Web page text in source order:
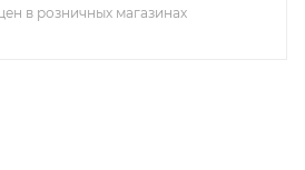
в розничных магазинах